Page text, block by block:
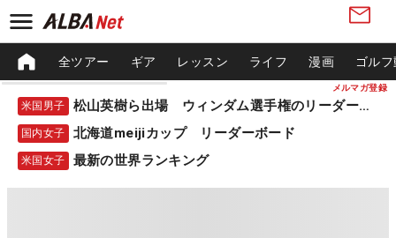
メルマガ登録
全ツアー ギア レッスン ライフ 漫画 ゴル
米国男子 松山英樹ら出場 ウィンダム選手権のリーダーボード
国内女子 北海道meijiカップ リーダーボード
米国女子 最新の世界ランキング